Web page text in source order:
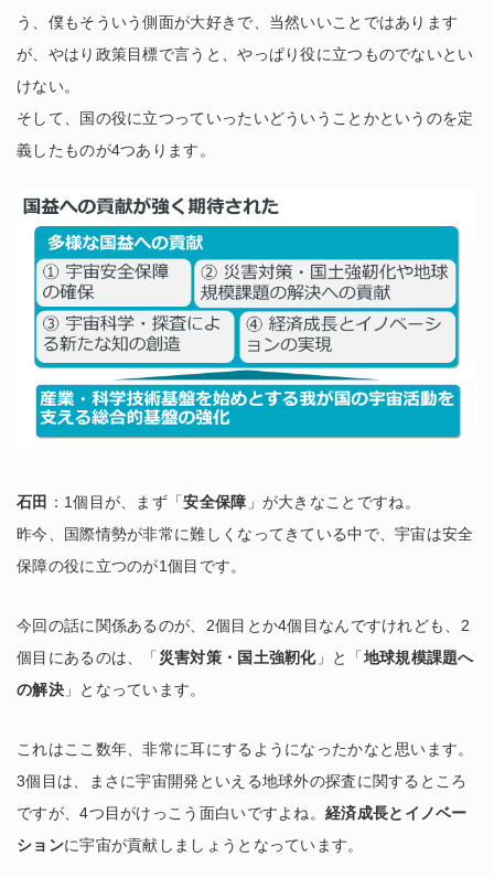
う、僕もそういう側面が大好きで、当然いいことではあります
が、やはり政策目標で言うと、やっぱり役に立つものでないとい
けない。
そして、国の役に立つっていったいどういうことかというのを定
義したものが4つあります。
石田 ：1個目が、まず「安全保障 」が大きなことですね。
昨今、国際情勢が非常に難しくなってきている中で、宇宙は安全
保障の役に立つのが1個目です。
今回の話に関係あるのが、2個目とか4個目なんですけれども、2
個目にあるのは、「 災害対策・国土強靭化」と「地球規模課題へ
の解決」となっています。
これはここ数年、非常に耳にするようになったかなと思います。
3個目は、まさに宇宙開発といえる地球外の探査に関するところ
ですが、4つ目がけっこう面白いですよね。 経済成長とイノベー
ションに宇宙が貢献しましょうとなっています。